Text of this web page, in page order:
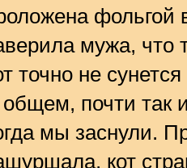
фольгой
мужа, что
точно не
почти так
мы заснули.
кот